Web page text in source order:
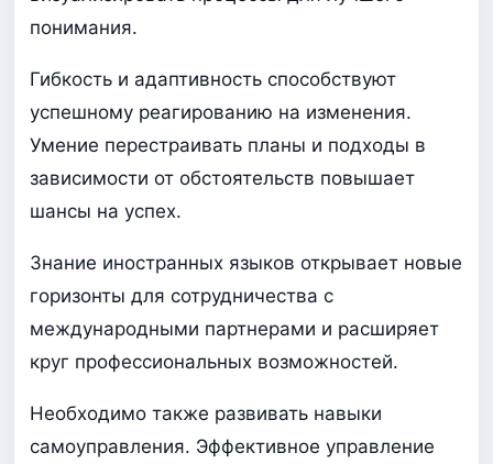
понимания.
Гибкость и адаптивность способствуют
успешному реагированию на изменения.
Умение перестраивать планы и подходы в
зависимости от обстоятельств повышает
шансы на успех.
Знание иностранных языков открывает новые
горизонты для сотрудничества с
международными партнерами и расширяет
круг профессиональных возможностей.
Необходимо также развивать навыки
самоуправления. Эффективное управление